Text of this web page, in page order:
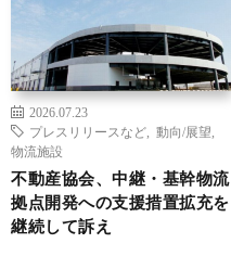
2026.07.23
プレスリリースなど
動向/展望
物流施設
不動産協会、中継・基幹物流
拠点開発への支援措置拡充を
継続して訴え